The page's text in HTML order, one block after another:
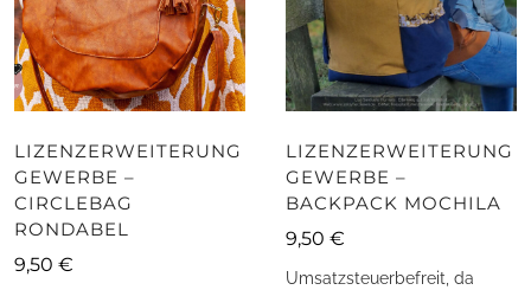
LIZENZERWEITERUNG
GEWERBE –
CIRCLEBAG
RONDABEL
9,50 €
LIZENZERWEITERUNG
GEWERBE –
BACKPACK MOCHILA
9,50 €
Umsatzsteuerbefreit, da